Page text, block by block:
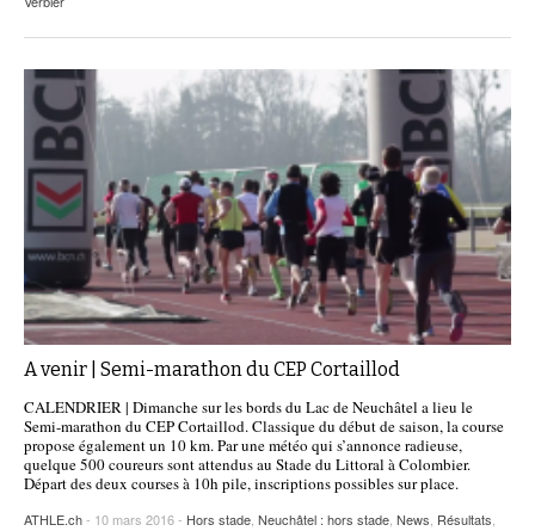
A venir | Semi-marathon du CEP Cortaillod
CALENDRIER | Dimanche sur les bords du Lac de Neuchâtel a lieu le
Semi-marathon du CEP Cortaillod. Classique du début de saison, la course
propose également un 10 km. Par une météo qui s’annonce radieuse,
quelque 500 coureurs sont attendus au Stade du Littoral à Colombier.
Départ des deux courses à 10h pile, inscriptions possibles sur place.
ATHLE.ch- 10 mars 2016 - Hors stade Neuchâtel : hors stade News Résultats